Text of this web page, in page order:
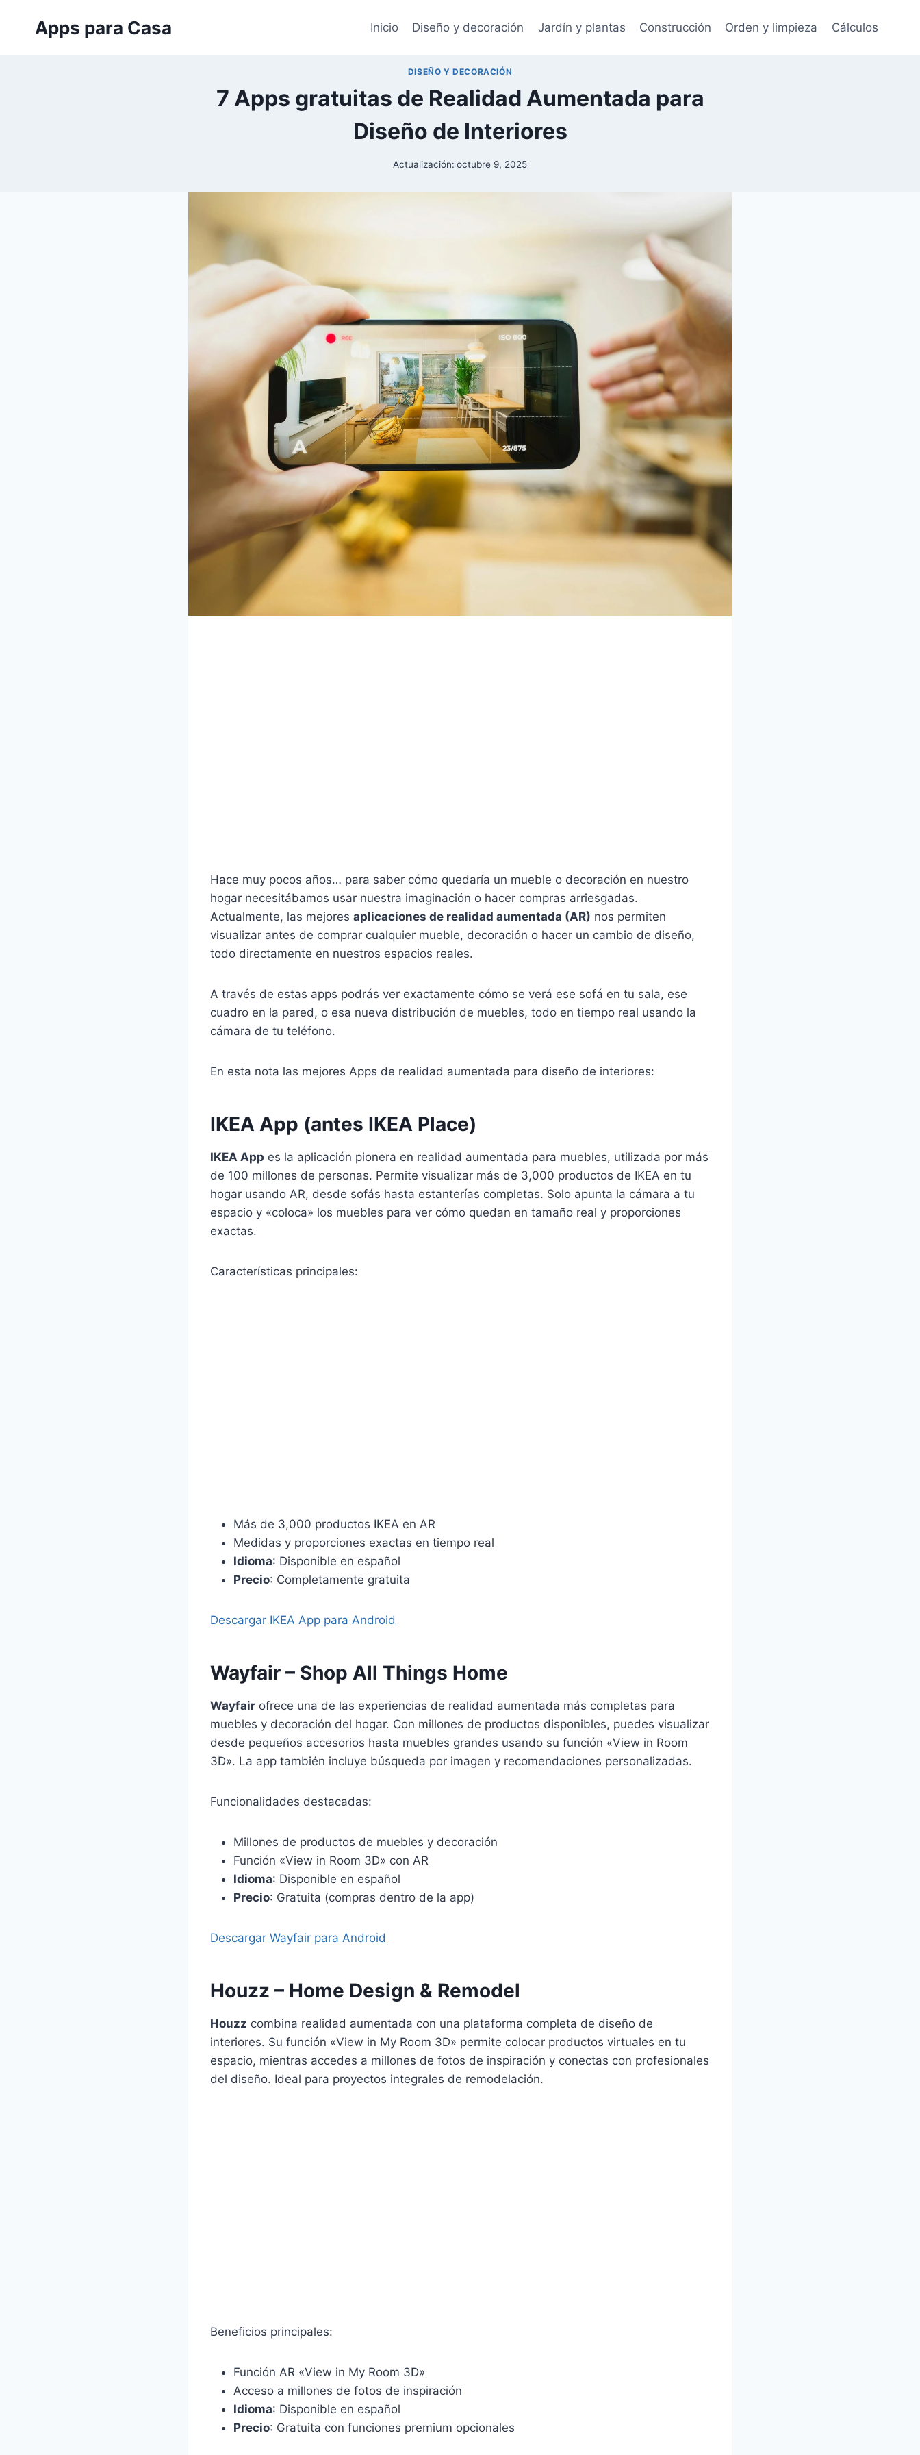
Apps para Casa Inicio Diseño y decoración Jardín y plantas Construcción Orden y limpieza Cálculos
DISEÑO Y DECORACIÓN
7 Apps gratuitas de Realidad Aumentada para
Diseño de Interiores
Actualización: octubre 9, 2025
Hace muy pocos años… para saber cómo quedaría un mueble o decoración en nuestro
hogar necesitábamos usar nuestra imaginación o hacer compras arriesgadas.
Actualmente, las mejores aplicaciones de realidad aumentada (AR) nos permiten
visualizar antes de comprar cualquier mueble, decoración o hacer un cambio de diseño,
todo directamente en nuestros espacios reales.
A través de estas apps podrás ver exactamente cómo se verá ese sofá en tu sala, ese
cuadro en la pared, o esa nueva distribución de muebles, todo en tiempo real usando la
cámara de tu teléfono.
En esta nota las mejores Apps de realidad aumentada para diseño de interiores:
IKEA App (antes IKEA Place)
IKEA App es la aplicación pionera en realidad aumentada para muebles, utilizada por más
de 100 millones de personas. Permite visualizar más de 3,000 productos de IKEA en tu
hogar usando AR, desde sofás hasta estanterías completas. Solo apunta la cámara a tu
espacio y «coloca» los muebles para ver cómo quedan en tamaño real y proporciones
exactas.
Características principales:
Más de 3,000 productos IKEA en AR
Medidas y proporciones exactas en tiempo real
Idioma: Disponible en español
Precio: Completamente gratuita
Descargar IKEA App para Android
Wayfair – Shop All Things Home
Wayfair ofrece una de las experiencias de realidad aumentada más completas para
muebles y decoración del hogar. Con millones de productos disponibles, puedes visualizar
desde pequeños accesorios hasta muebles grandes usando su función «View in Room
3D». La app también incluye búsqueda por imagen y recomendaciones personalizadas.
Funcionalidades destacadas:
Millones de productos de muebles y decoración
Función «View in Room 3D» con AR
Idioma: Disponible en español
Precio: Gratuita (compras dentro de la app)
Descargar Wayfair para Android
Houzz – Home Design & Remodel
Houzz combina realidad aumentada con una plataforma completa de diseño de
interiores. Su función «View in My Room 3D» permite colocar productos virtuales en tu
espacio, mientras accedes a millones de fotos de inspiración y conectas con profesionales
del diseño. Ideal para proyectos integrales de remodelación.
Beneficios principales:
Función AR «View in My Room 3D»
Acceso a millones de fotos de inspiración
Idioma: Disponible en español
Precio: Gratuita con funciones premium opcionales